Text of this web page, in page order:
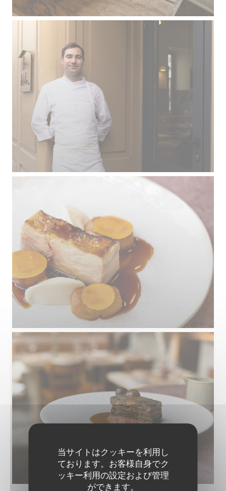
当サイトはクッキーを利用し
ております。お客様自身でク
ッキー利用の設定および管理
ができます。